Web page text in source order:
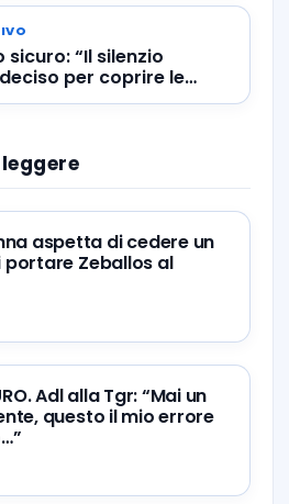
sicuro: “Il silenzio
per coprire le
aspetta di cedere un
Zeballos al
Adl alla Tgr: “Mai un
questo il mio errore